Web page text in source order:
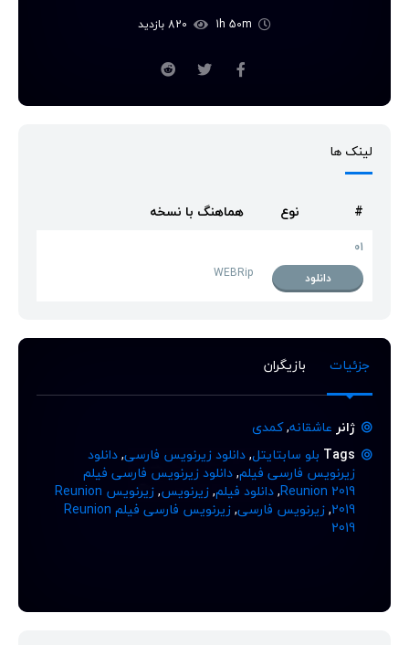
لینک ها
# نوع هماهنگ با نسخه
01
دانلود
WEBRip
جزئیات بازیگران
ژانر عاشقانه,کمدی
Tags بلو سابتایتل,دانلود زیرنویس فارسی,دانلود
زیرنویس فارسی فیلم,دانلود زیرنویس فارسی فیلم
Reunion 2019
,دانلود فیلم,زیرنویس,
زیرنویس Reunion
2019
,زیرنویس فارسی,
زیرنویس فارسی فیلم Reunion
2019